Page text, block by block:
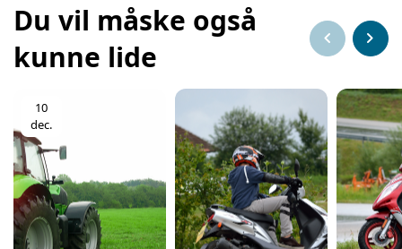
Du vil måske også
kunne lide
chevron_left chevron_right
10
dec.